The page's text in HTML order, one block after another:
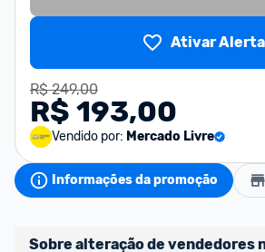
Ativar Alerta
R$ 249,00
R$ 193,00
Vendido por: Mercado Livre
Informações da promoção
Sobre alteração de vendedores